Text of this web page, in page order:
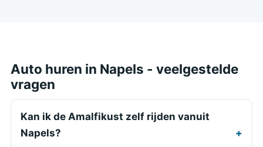
Auto huren in Napels - veelgestelde
vragen
Kan ik de Amalfikust zelf rijden vanuit
Napels?